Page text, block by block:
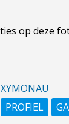
op deze
XYMONAU
PROFIEL